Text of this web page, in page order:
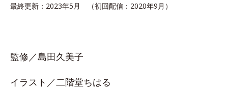
最終更新：2023年5月 （初回配信：2020年9月）
監修／島田久美子
イラスト／二階堂ちはる